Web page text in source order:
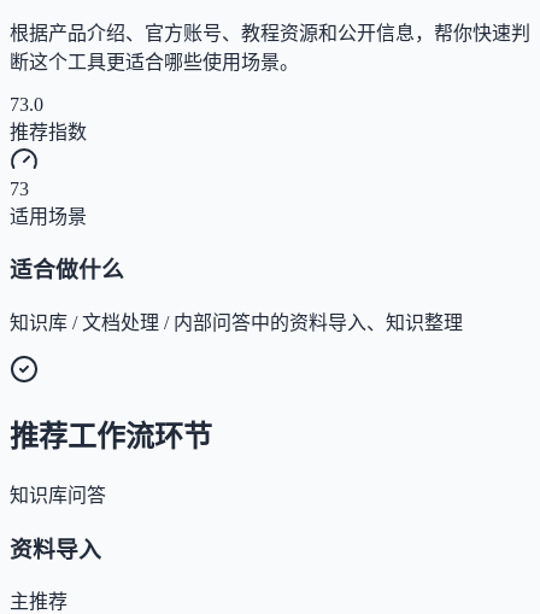
根据产品介绍、官方账号、教程资源和公开信息，帮你快速判
断这个工具更适合哪些使用场景。
73.0
推荐指数
73
适用场景
适合做什么
知识库 / 文档处理 / 内部问答中的资料导入、知识整理
推荐工作流环节
知识库问答
资料导入
主推荐